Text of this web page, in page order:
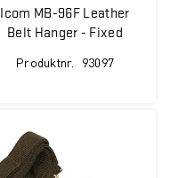
Icom MB-96F Leather
Belt Hanger - Fixed
Produktnr. 93097